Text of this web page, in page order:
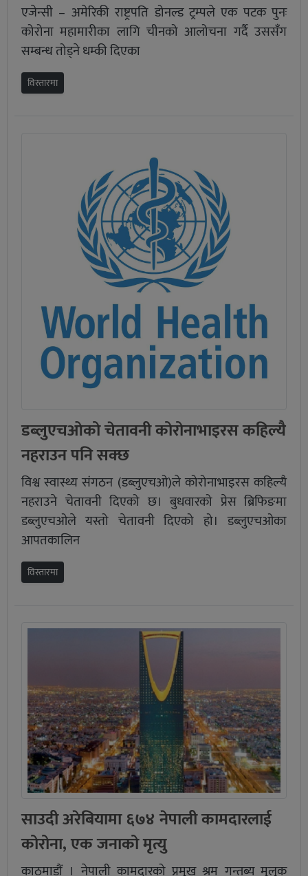
एजेन्सी – अमेरिकी राष्ट्रपति डोनल्ड ट्रम्पले एक पटक पुनः
कोरोना महामारीका लागि चीनको आलोचना गर्दै उससँग
सम्बन्ध तोड्ने धम्की दिएका
विस्तारमा
डब्लुएचओको चेतावनी कोरोनाभाइरस कहिल्यै
नहराउन पनि सक्छ
विश्व स्वास्थ्य संगठन (डब्लुएचओ)ले कोरोनाभाइरस कहिल्यै
नहराउने चेतावनी दिएको छ। बुधवारको प्रेस ब्रिफिङमा
डब्लुएचओले यस्तो चेतावनी दिएको हो। डब्लुएचओका
आपतकालिन
विस्तारमा
साउदी अरेबियामा ६७४ नेपाली कामदारलाई
कोरोना, एक जनाको मृत्यु
काठमाडौं । नेपाली कामदारको प्रमुख श्रम गन्तब्य मुलुक